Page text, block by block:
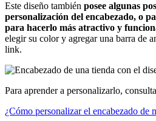
Este diseño también posee algunas
personalización del encabezado, o
para hacerlo más atractivo y
elegir su color y agregar una barra de
link.
Para aprender a personalizarlo,
¿Cómo personalizar el encabezado de